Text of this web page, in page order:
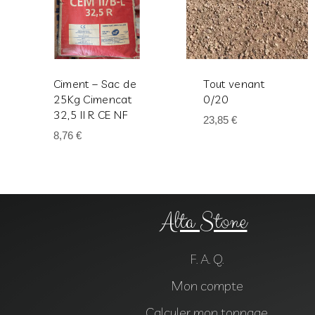
Ciment – Sac de
25Kg Cimencat
32,5 II R CE NF
8,76 €
Tout venant
0/20
23,85€
Alta Stone
F. A. Q.
Mon compte